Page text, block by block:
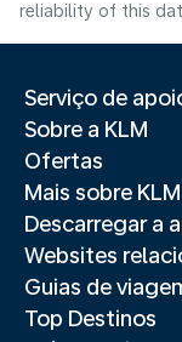
reliability of this
Serviço de
Sobre a KLM
Ofertas
Mais sobre KLM
Descarregar a
Websites
Guias de
Top Destinos